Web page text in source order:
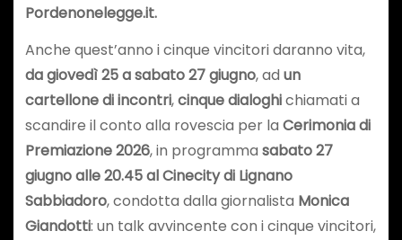
Pordenonelegge.it.
Anche quest’anno i cinque vincitori daranno vita,
da giovedì 25 a sabato 27 giugno, ad un
cartellone di incontri,cinque dialoghichiamati a
scandire il conto alla rovescia per la Cerimonia di
Premiazione 2026, in programma sabato 27
giugno alle 20.45 al Cinecity di Lignano
Sabbiadoro, condotta dalla giornalista Monica
Giandotti: un talk avvincente con i cinque vincitori,